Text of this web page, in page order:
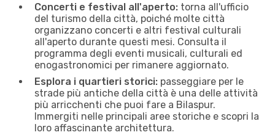
Concerti e festival all'aperto: torna all'ufficio
del turismo della città, poiché molte città
organizzano concerti e altri festival culturali
all'aperto durante questi mesi. Consulta il
programma degli eventi musicali, culturali ed
enogastronomici per rimanere aggiornato.
Esplora i quartieri storici: passeggiare per le
strade più antiche della città è una delle attività
più arricchenti che puoi fare a Bilaspur.
Immergiti nelle principali aree storiche e scopri la
loro affascinante architettura.